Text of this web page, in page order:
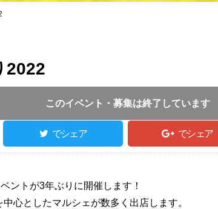
2022
このイベント・募集は終了しています
開催時間 : 10:30 ～ 14:30
でシェア でシェア
ントが3年ぶりに開催します！
心としたマルシェが数多く出店します。